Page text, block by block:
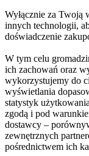
Wyłącznie za Twoją
innych technologii,
doświadczenie
W tym celu
ich zachowań oraz
wykorzystujemy do
wyświetlania
statystyk
zgodą i pod
dostawcy –
zewnętrznych
pośrednictwem ich